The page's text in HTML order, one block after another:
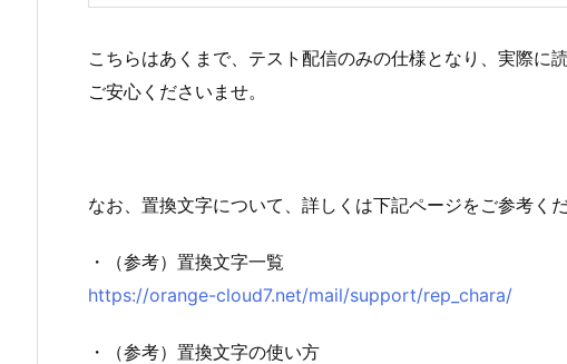
こちらはあくまで、テスト配信のみの仕様となり、実際に
ご安心くださいませ。
なお、置換文字について、詳しくは下記ページをご参考くだ
・（参考）置換文字一覧
https://orange-cloud7.net/mail/support/rep_chara/
・（参考）置換文字の使い方